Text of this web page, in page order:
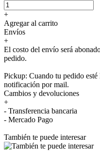
+
Agregar al carrito
Envíos
+
El costo del envío será
pedido.
Pickup: Cuando tu pedido
notificación por mail.
Cambios y devoluciones
+
- Transferencia bancaria
- Mercado Pago
También te puede interesar